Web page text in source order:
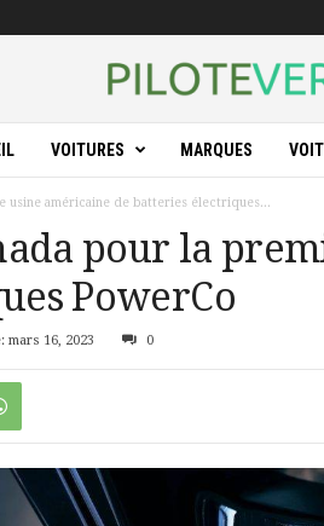
VOITURES MARQUES
usine américaine de batteries électriques...
pour la
PowerCo
mars 16, 2023 0